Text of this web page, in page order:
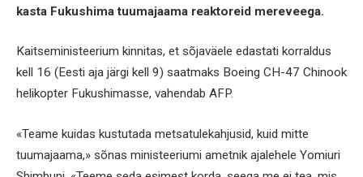
kasta Fukushima tuumajaama reaktoreid mereveega.
Kaitseministeerium kinnitas, et sõjaväele edastati korraldus
kell 16 (Eesti aja järgi kell 9) saatmaks Boeing CH-47 Chinook
helikopter Fukushimasse, vahendab AFP.
«Teame kuidas kustutada metsatulekahjusid, kuid mitte
tuumajaama,» sõnas ministeeriumi ametnik ajalehele Yomiuri